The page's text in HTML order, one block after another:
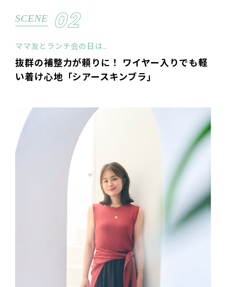
SCENE 02
ママ友とランチ会の日は…
抜群の補整力が頼りに！ ワイヤー入りでも軽
い着け心地「シアースキンブラ」